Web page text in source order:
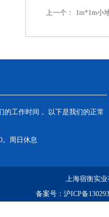
上一个： 1m*1m小
的工作时间 。以下是我们的正常
。周日休息
上海宿衡实
备案号： 沪ICP备